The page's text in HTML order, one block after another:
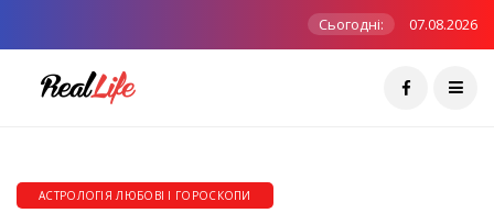
Сьогодні: 07.08.2026
АСТРОЛОГІЯ ЛЮБОВІ І ГОРОСКОПИ